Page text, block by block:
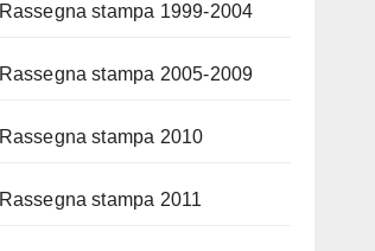
Rassegna stampa 1999-2004
Rassegna stampa 2005-2009
Rassegna stampa 2010
Rassegna stampa 2011